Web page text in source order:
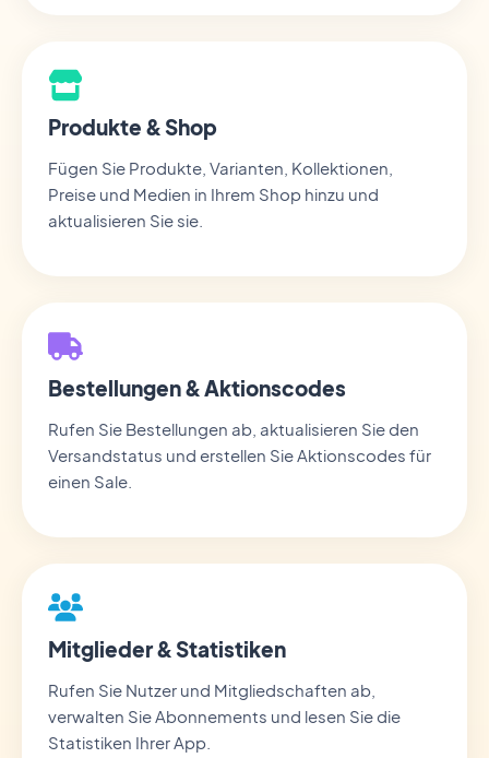
Produkte & Shop
Fügen Sie Produkte, Varianten, Kollektionen,
Preise und Medien in Ihrem Shop hinzu und
aktualisieren Sie sie.
Bestellungen & Aktionscodes
Rufen Sie Bestellungen ab, aktualisieren Sie den
Versandstatus und erstellen Sie Aktionscodes für
einen Sale.
Mitglieder & Statistiken
Rufen Sie Nutzer und Mitgliedschaften ab,
verwalten Sie Abonnements und lesen Sie die
Statistiken Ihrer App.